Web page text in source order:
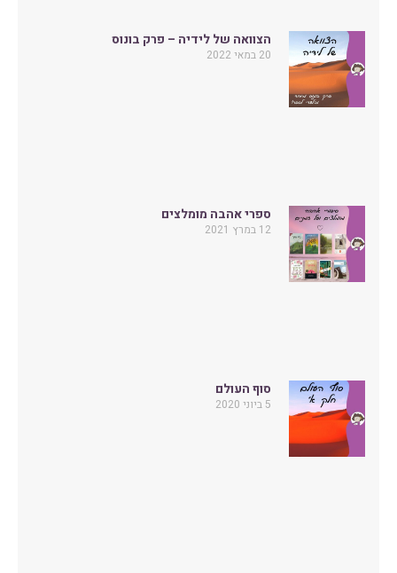
הצוואה של לידיה – פרק בונוס
20 במאי 2022
ספרי אהבה מומלצים
12 במרץ 2021
סוף העולם
5 ביוני 2020